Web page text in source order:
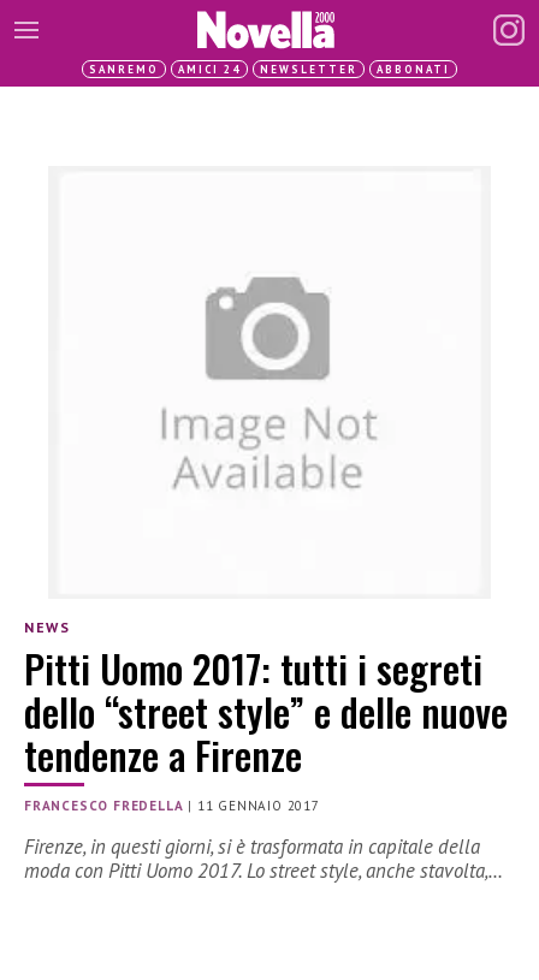
SANREMO AMICI 24 NEWSLETTER ABBONATI
NEWS
Pitti Uomo 2017: tutti i segreti
dello “street style” e delle nuove
tendenze a Firenze
FRANCESCO FREDELLA | 11 GENNAIO 2017
Firenze, in questi giorni, si è trasformata in capitale della
moda con Pitti Uomo 2017. Lo street style, anche stavolta,…